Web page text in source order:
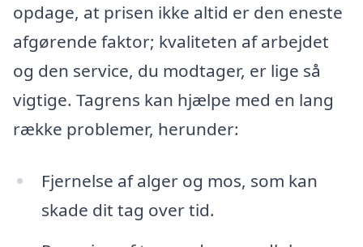
opdage, at prisen ikke altid er den eneste
afgørende faktor; kvaliteten af arbejdet
og den service, du modtager, er lige så
vigtige. Tagrens kan hjælpe med en lang
række problemer, herunder:
Fjernelse af alger og mos, som kan
skade dit tag over tid.